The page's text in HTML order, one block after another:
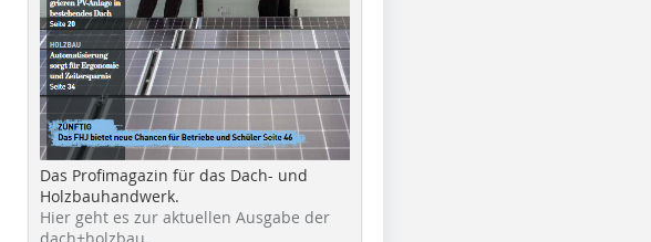
Das Profimagazin für das Dach- und
Holzbauhandwerk.
Hier geht es zur aktuellen Ausgabe der